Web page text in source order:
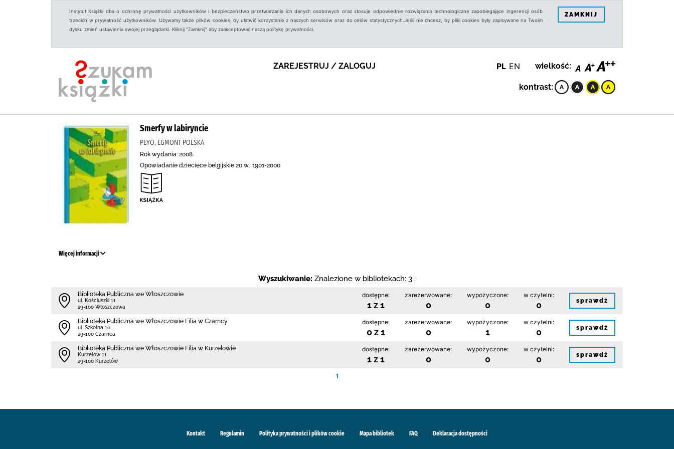
Instytut Książki dba o ochronę prywatności użytkowników i bezpieczeństwo przetwarzania ich danych osobowych oraz stosuje odpowiednie rozwiązania technologiczne zapobiegające ingerencji osób
trzecich w prywatność użytkowników. Używamy także plików cookies, by ułatwić korzystanie z naszych serwisów oraz do celów statystycznych.Jeśli nie chcesz, by pliki cookies były zapisywane na Twoim
dysku zmień ustawienia swojej przeglądarki. Kliknij "Zamknij" aby zaakceptować naszą politykę prywatności.
ZAMKNIJ
ZAREJESTRUJ / ZALOGUJ PL EN wielkość:
kontrast:
Smerfy w labiryncie
PEYO, EGMONT POLSKA
Rok wydania: 2008.
Opowiadanie dziecięce belgijskie 20 w., 1901-2000
Więcej informacji
Wyszukiwanie: Znalezione w bibliotekach: 3 .
Biblioteka Publiczna we Włoszczowie
ul. Kościuszki 11
29-100 Włoszczowa
dostępne:
1 z 1
zarezerwowane:
0
wypożyczone:
0
w czytelni:
0 sprawdź
Biblioteka Publiczna we Włoszczowie Filia w Czarncy
ul. Szkolna 16
29-100 Czarnca
dostępne:
0 z 1
zarezerwowane:
0
wypożyczone:
1
w czytelni:
0 sprawdź
Biblioteka Publiczna we Włoszczowie Filia w Kurzelowie
Kurzelów 11
29-100 Kurzelów
dostępne:
1 z 1
zarezerwowane:
0
wypożyczone:
0
w czytelni:
0 sprawdź
1
Kontakt Regulamin Polityka prywatności i plików cookie Mapa bibliotek FAQ Deklaracja dostępności